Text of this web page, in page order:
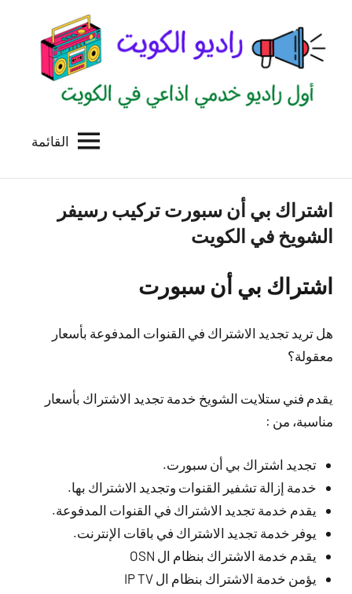
المحتوى
الكويت
للاعلانات
الخدمية
بالكويت
القائمة
اشتراك بي أن سبورت تركيب رسيفر
الشويخ في الكويت
اشتراك بي أن سبورت
هل تريد تجديد الاشتراك في القنوات المدفوعة بأسعار
معقولة؟
يقدم فني ستلايت الشويخ خدمة تجديد الاشتراك بأسعار
مناسبة، من :
تجديد اشتراك بي أن سبورت.
خدمة إزالة تشفير القنوات وتجديد الاشتراك بها.
يقدم خدمة تجديد الاشتراك في القنوات المدفوعة.
يوفر خدمة تجديد الاشتراك في باقات الإنترنت.
يقدم خدمة الاشتراك بنظام ال OSN
يؤمن خدمة الاشتراك بنظام ال IP TV